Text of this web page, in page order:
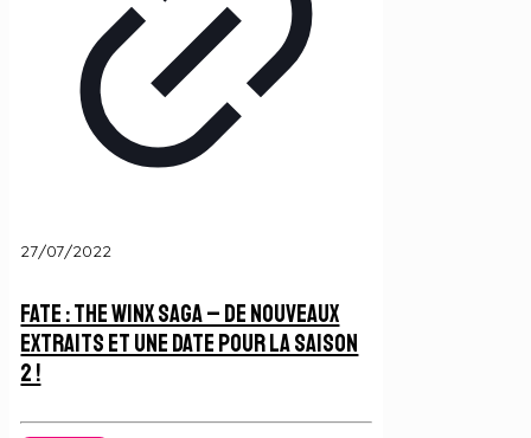
27/07/2022
Fate : The Winx Saga – De nouveaux
extraits et une date pour la Saison
2 !